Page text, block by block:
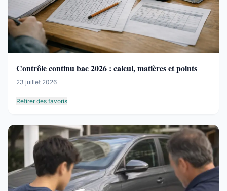
Contrôle continu bac 2026 : calcul, matières et points
23 juillet 2026
Retirer des favoris